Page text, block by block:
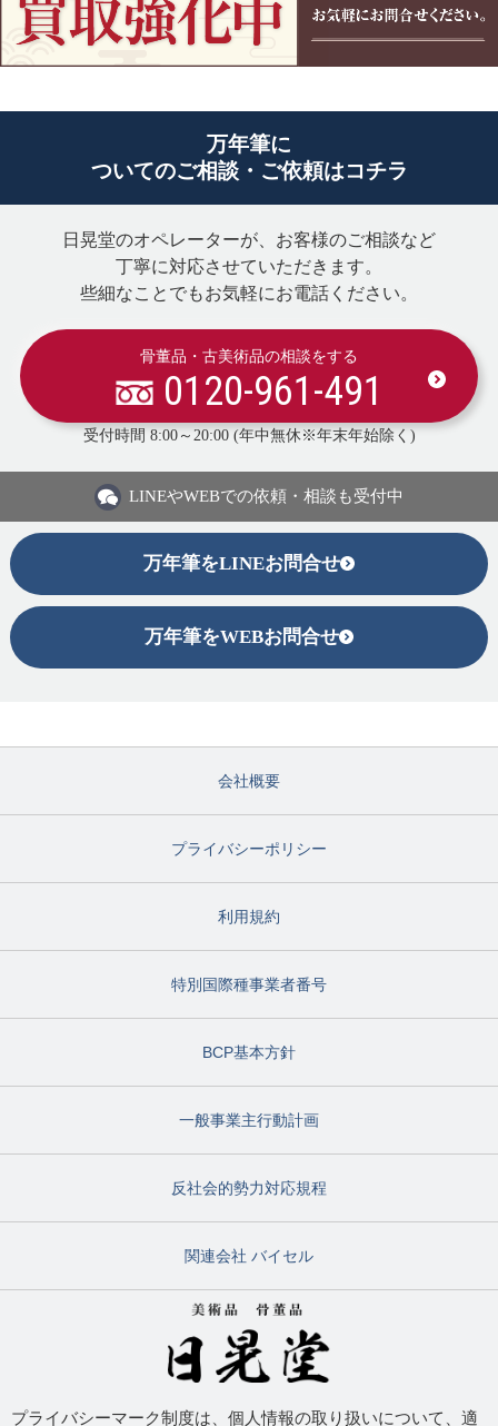
万年筆に
ついてのご相談・ご依頼はコチラ
日晃堂のオペレーターが、お客様のご相談など
丁寧に対応させていただきます。
些細なことでもお気軽にお電話ください。
骨董品・古美術品の相談をする
0120-961-491
受付時間 8:00～20:00 (年中無休※年末年始除く)
LINEやWEBでの依頼・相談も受付中
万年筆をLINEお問合せ
万年筆をWEBお問合せ
会社概要
プライバシーポリシー
利用規約
特別国際種事業者番号
BCP基本方針
一般事業主行動計画
反社会的勢力対応規程
関連会社 バイセル
プライバシーマーク制度は、個人情報の取り扱いについて、適